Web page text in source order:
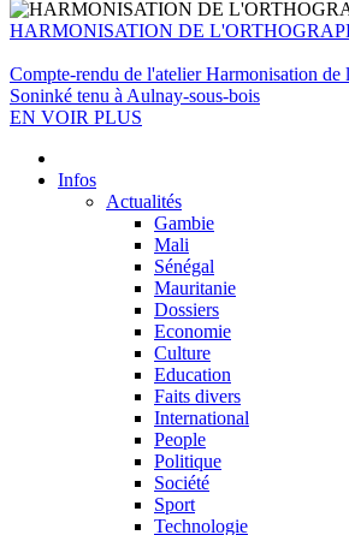
HARMONISATION DE
Compte-rendu de l'atelier Harmonisation de
Soninké tenu à Aulnay-sous-bois
EN VOIR PLUS
Infos
Actualités
Gambie
Mali
Sénégal
Mauritanie
Dossiers
Economie
Culture
Education
Faits divers
International
People
Politique
Société
Sport
Technologie